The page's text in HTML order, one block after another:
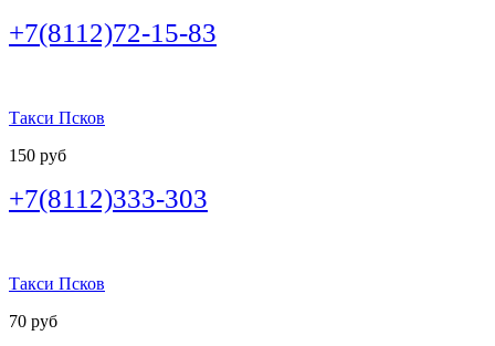
+7(8112)72-15-83
Такси Псков
150 руб
+7(8112)333-303
Такси Псков
70 руб